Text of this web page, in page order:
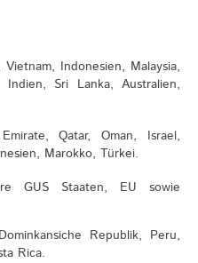
Indonesien, Malaysia,
Indien, Sri Lanka, Australien,
Qatar, Oman, Israel,
Marokko, Türkei.
GUS Staaten, EU sowie
Republik, Peru,
Rica.